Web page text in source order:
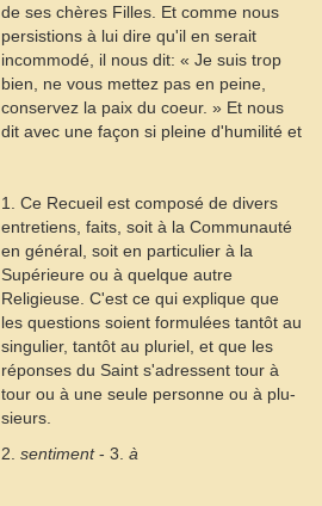
de ses chères Filles. Et comme nous
persistions à lui dire qu'il en serait
incommodé, il nous dit: « Je suis trop
bien, ne vous mettez pas en peine,
conservez la paix du coeur. » Et nous
dit avec une façon si pleine d'humilité et
1. Ce Recueil est composé de divers
entretiens, faits, soit à la Communauté
en général, soit en particulier à la
Supérieure ou à quelque autre
Religieuse. C'est ce qui explique que
les questions soient formulées tantôt au
singulier, tantôt au pluriel, et que les
réponses du Saint s'adressent tour à
tour ou à une seule personne ou à plu-
sieurs.
2. sentiment- 3. à